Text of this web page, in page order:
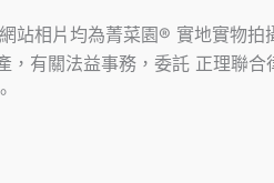
站相片均為菁菜園® 實地實物拍
，有關法益事務，委託 正理聯合